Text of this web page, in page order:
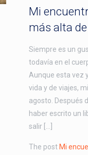
Mi
más alta
Siempre es un
todavía en el
Aunque esta vez
vida y de viajes,
agosto. Después
haber escrito un
salir […]
The post Mi